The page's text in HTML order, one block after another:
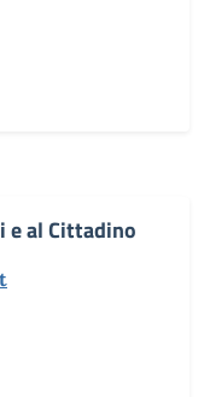
e al Cittadino